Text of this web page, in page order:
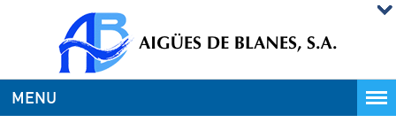
MENU